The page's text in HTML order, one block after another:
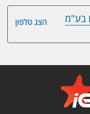
הצג טלפון בע"מ